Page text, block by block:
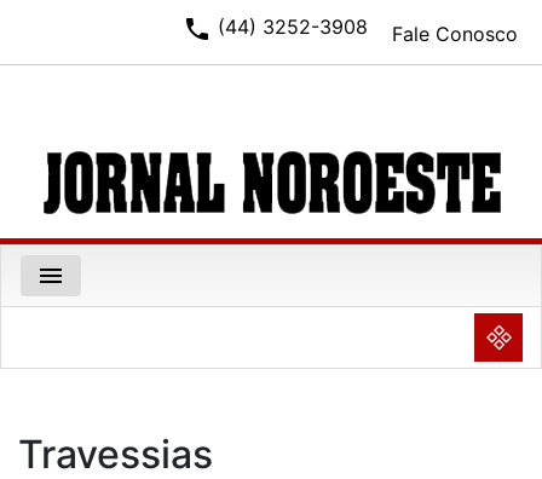
Fale Conosco
phone (44) 3252-3908
menu
NULL
Travessias